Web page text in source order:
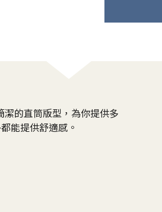
的直筒版型，為你提供多
能提供舒適感。